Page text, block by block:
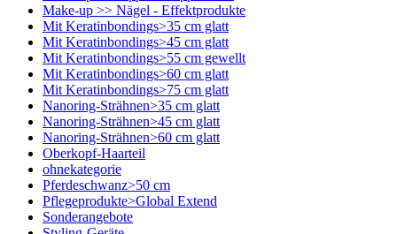
Make-up >> Nägel - Effektprodukte
Mit Keratinbondings>35 cm glatt
Mit Keratinbondings>45 cm glatt
Mit Keratinbondings>55 cm gewellt
Mit Keratinbondings>60 cm glatt
Mit Keratinbondings>75 cm glatt
Nanoring-Strähnen>35 cm glatt
Nanoring-Strähnen>45 cm glatt
Nanoring-Strähnen>60 cm glatt
Oberkopf-Haarteil
ohnekategorie
Pferdeschwanz>50 cm
Pflegeprodukte>Global Extend
Sonderangebote